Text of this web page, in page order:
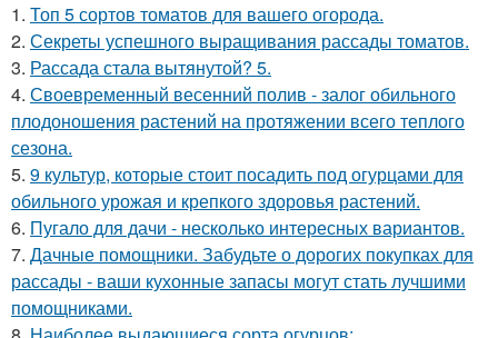
1. Топ 5 сортов томатов для вашего огорода.
2. Секреты успешного выращивания рассады томатов.
3. Рассада стала вытянутой? 5.
4. Своевременный весенний полив - залог обильного
плодоношения растений на протяжении всего теплого
сезона.
5. 9 культур, которые стоит посадить под огурцами для
обильного урожая и крепкого здоровья растений.
6. Пугало для дачи - несколько интересных вариантов.
7. Дачные помощники. Забудьте о дорогих покупках для
рассады - ваши кухонные запасы могут стать лучшими
помощниками.